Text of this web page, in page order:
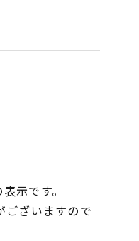
示です。
ございますので